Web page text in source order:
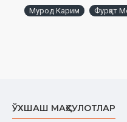
Мурод Карим
Фурқат
ЎХШАШ МАҲСУЛОТЛАР